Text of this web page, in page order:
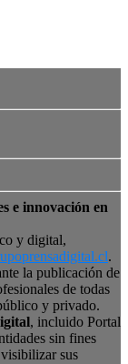
e innovación en
y digital,
.
la publicación de
de todas
y privado.
, incluido Portal
sin fines
sus